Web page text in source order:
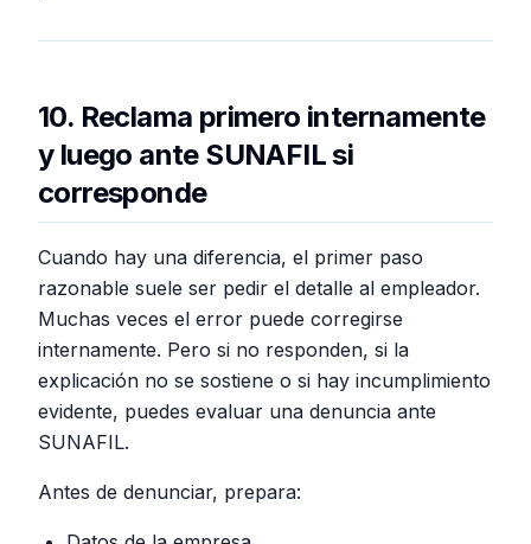
10. Reclama primero internamente
y luego ante SUNAFIL si
corresponde
Cuando hay una diferencia, el primer paso
razonable suele ser pedir el detalle al empleador.
Muchas veces el error puede corregirse
internamente. Pero si no responden, si la
explicación no se sostiene o si hay incumplimiento
evidente, puedes evaluar una denuncia ante
SUNAFIL.
Antes de denunciar, prepara: